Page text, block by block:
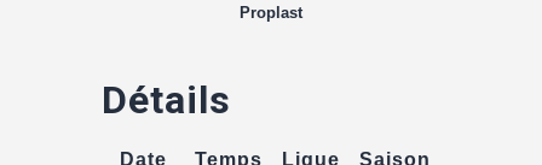
Proplast
Détails
Date Temps Ligue Saison